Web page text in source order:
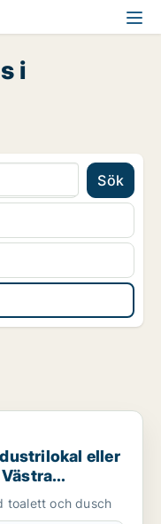
i
Sök
eller showroom för
eller
toalett och dusch